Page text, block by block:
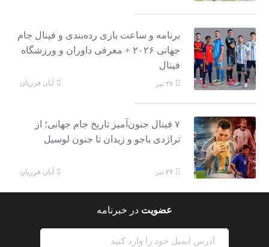
برنامه و ساعت بازی رده‌بندی و فینال جام
جهانی ۲۰۲۶ + معرفی داوران و ورزشگاه
فینال
۲۷ تیر آبان فرزیان
۷ فینال جنون‌آمیز تاریخ جام جهانی؛ از
تراژدی باجو و زیدان تا جنون لوسیل
۲۷ تیر آبان فرزیان
عضویت در خبرنامه